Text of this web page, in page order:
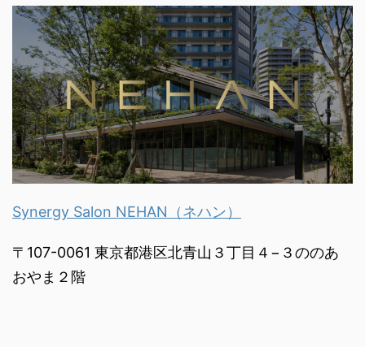
Synergy Salon NEHAN（ネハン）
〒107-0061 東京都港区北青山３丁目４−３ののあ
おやま２階